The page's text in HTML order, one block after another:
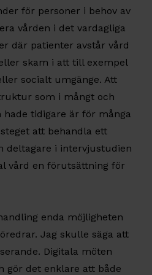
för personer i behov av
vården i det vardagliga
där patienter avstår vård
skam i att till exempel
socialt umgänge. Att
som i mångt och
tidigare är för många
att behandla ett
deltagare i intervjustudien
vård en förutsättning för
enda möjligheten
Jag skulle säga att
Digitala möten
gör det enklare att både